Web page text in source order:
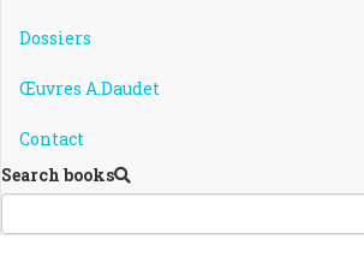
Dossiers
Œuvres A.Daudet
Contact
Search books